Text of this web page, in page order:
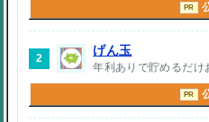
PR
2
げん玉
年利ありで貯めるだけ
PR